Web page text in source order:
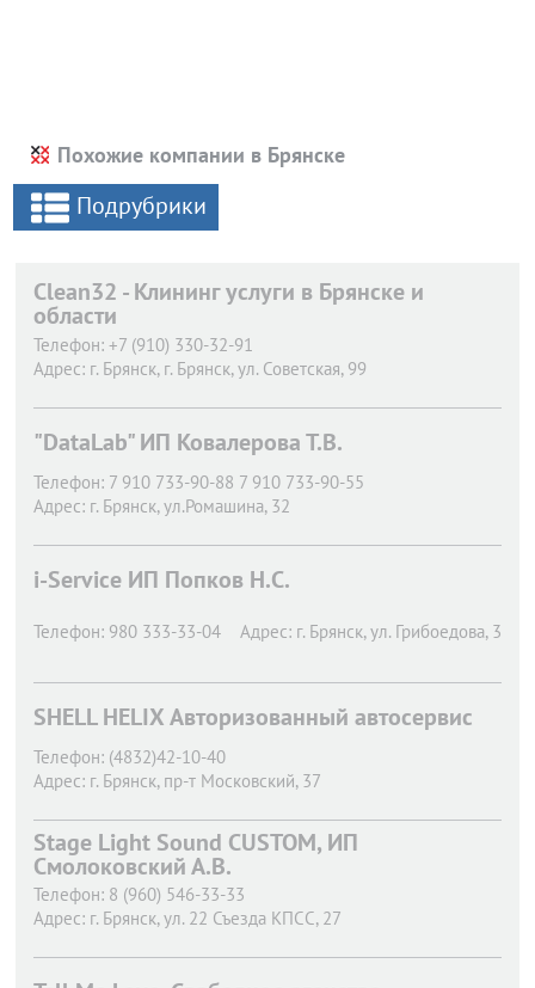
Похожие компании в Брянске
Подрубрики
Clean32 - Клининг услуги в Брянске и
области
Телефон: +7 (910) 330-32-91
Адрес: г. Брянск, г. Брянск, ул. Советская, 99
"DataLab" ИП Ковалерова Т.В.
Телефон: 7 910 733-90-88 7 910 733-90-55
Адрес: г. Брянск, ул.Ромашина, 32
i-Service ИП Попков Н.С.
Телефон: 980 333-33-04 Адрес: г. Брянск, ул. Грибоедова, 3
SHELL HELIX Авторизованный автосервис
Телефон: (4832)42-10-40
Адрес: г. Брянск, пр-т Московский, 37
Stage Light Sound CUSTOM, ИП
Смолоковский А.В.
Телефон: 8 (960) 546-33-33
Адрес: г. Брянск, ул. 22 Съезда КПСС, 27